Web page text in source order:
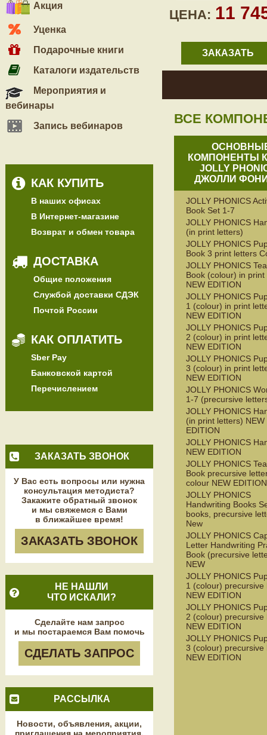
Акция
Уценка
Подарочные книги
Каталоги издательств
Мероприятия и
вебинары
Запись вебинаров
КАК КУПИТЬ
В наших офисах
В Интернет-магазине
Возврат и обмен товара
ДОСТАВКА
Общие положения
Службой доставки СДЭК
Почтой России
КАК ОПЛАТИТЬ
Sber Pay
Банковской картой
Перечислением
ЗАКАЗАТЬ ЗВОНОК
У Вас есть вопросы или нужна
консультация методиста?
Закажите обратный звонок
и мы свяжемся с Вами
в ближайшее время!
ЗАКАЗАТЬ ЗВОНОК
НЕ НАШЛИ
ЧТО ИСКАЛИ?
Сделайте нам запрос
и мы постараемся Вам помочь
СДЕЛАТЬ ЗАПРОС
РАССЫЛКА
Новости, объявления, акции,
ЦЕНА: 11
ЗАКАЗАТЬ
ВСЕ
КОМПОНЕНТЫ
JOLLY
ДЖОЛЛИ
JOLLY PHONICS
Book Set 1-7
JOLLY PHONICS
(in print letters)
JOLLY PHONICS
Book 3 print letters
JOLLY PHONICS
Book (colour) in print
NEW EDITION
JOLLY PHONICS
1 (colour) in print
NEW EDITION
JOLLY PHONICS
2 (colour) in print
NEW EDITION
JOLLY PHONICS
3 (colour) in print
NEW EDITION
JOLLY PHONICS
1-7 (precursive
JOLLY PHONICS
(in print letters) NEW
EDITION
JOLLY PHONICS
NEW EDITION
JOLLY PHONICS
Book precursive
colour NEW EDITION
JOLLY PHONICS
Handwriting Books
books, precursive
New
JOLLY PHONICS
Letter Handwriting
Book (precursive
NEW
JOLLY PHONICS
1 (colour) precursive
NEW EDITION
JOLLY PHONICS
2 (colour) precursive
NEW EDITION
JOLLY PHONICS
3 (colour) precursive
NEW EDITION